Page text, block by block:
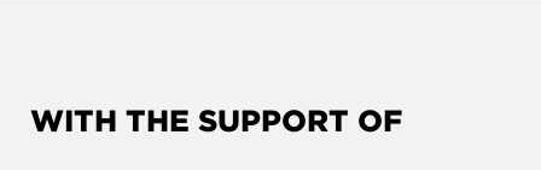
WITH THE SUPPORT OF